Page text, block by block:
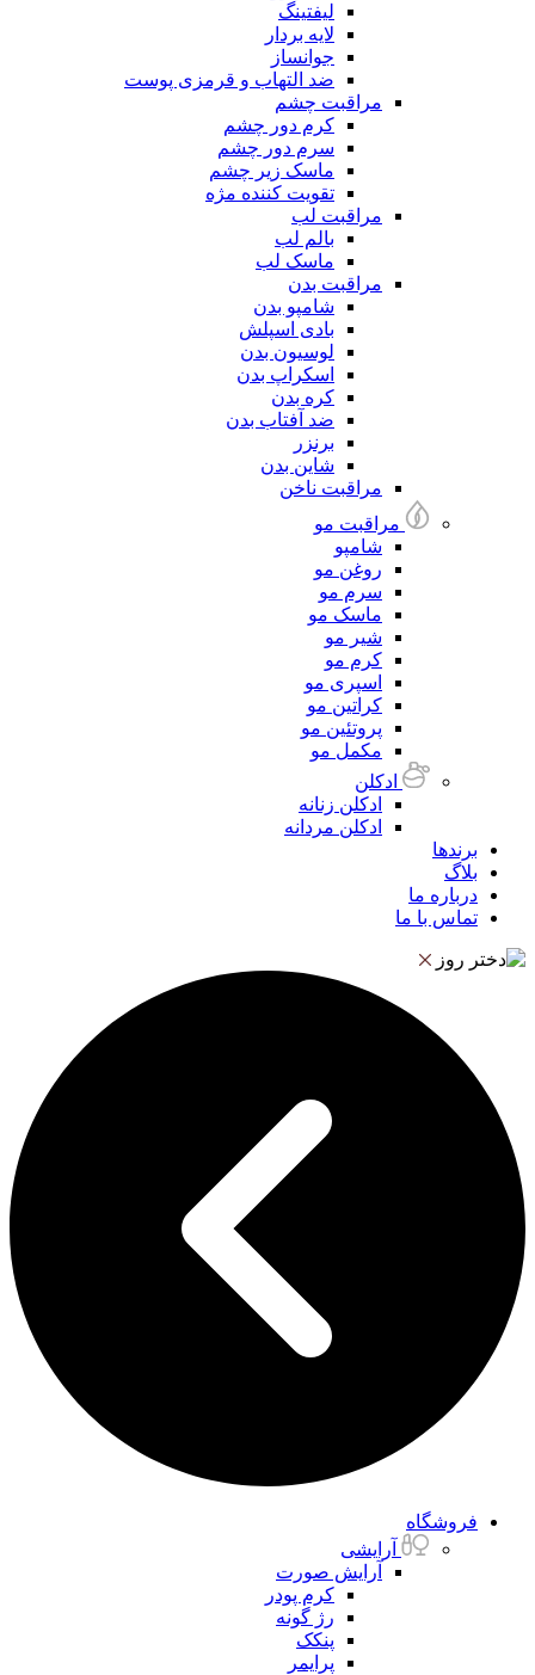
لیفتینگ
لایه بردار
جوانساز
ضد التهاب و قرمزی پوست
مراقبت چشم
کرم دور چشم
سرم دور چشم
ماسک زیر چشم
تقویت کننده مژه
مراقبت لب
بالم لب
ماسک لب
مراقبت بدن
شامپو بدن
بادی اسپلش
لوسیون بدن
اسکراپ بدن
کره بدن
ضد آفتاب بدن
برنزر
شاین بدن
مراقبت ناخن
مراقبت مو
شامپو
روغن مو
سرم مو
ماسک مو
شیر مو
کرم مو
اسپری مو
کراتین مو
پروتئین مو
مکمل مو
ادکلن
ادکلن زنانه
ادکلن مردانه
برندها
بلاگ
درباره ما
تماس با ما
فروشگاه
آرایشی
آرایش صورت
کرم پودر
رژ گونه
پنکک
پرایمر